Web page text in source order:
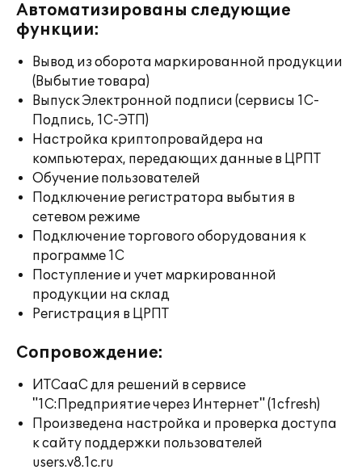
Автоматизированы следующие
функции:
Вывод из оборота маркированной продукции
(Выбытие товара)
Выпуск Электронной подписи (сервисы 1С-
Подпись, 1С-ЭТП)
Настройка криптопровайдера на
компьютерах, передающих данные в ЦРПТ
Обучение пользователей
Подключение регистратора выбытия в
сетевом режиме
Подключение торгового оборудования к
программе 1С
Поступление и учет маркированной
продукции на склад
Регистрация в ЦРПТ
Сопровождение:
ИТСааС для решений в сервисе
"1С:Предприятие через Интернет" (1cfresh)
Произведена настройка и проверка доступа
к сайту поддержки пользователей
users.v8.1c.ru